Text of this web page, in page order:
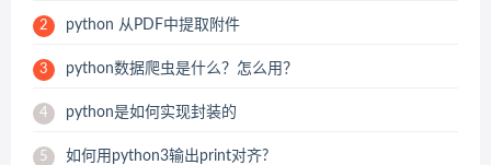
2 python 从PDF中提取附件
3 python数据爬虫是什么？怎么用？
4 python是如何实现封装的
5 如何用python3输出print对齐?